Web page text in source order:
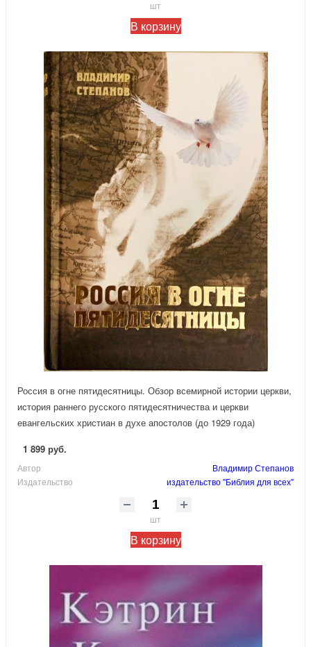
шт
В корзину
Россия в огне пятидесятницы. Обзор всемирной истории церкви,
история раннего русского пятидесятничества и церкви
евангельских христиан в духе апостолов (до 1929 года)
1 899 руб.
Автор
Владимир Степанов
Издательство
издательство "Библия для всех"
шт
В корзину